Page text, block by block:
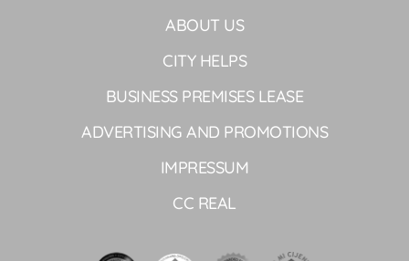
ABOUT US
CITY HELPS
BUSINESS PREMISES LEASE
ADVERTISING AND PROMOTIONS
IMPRESSUM
CC REAL